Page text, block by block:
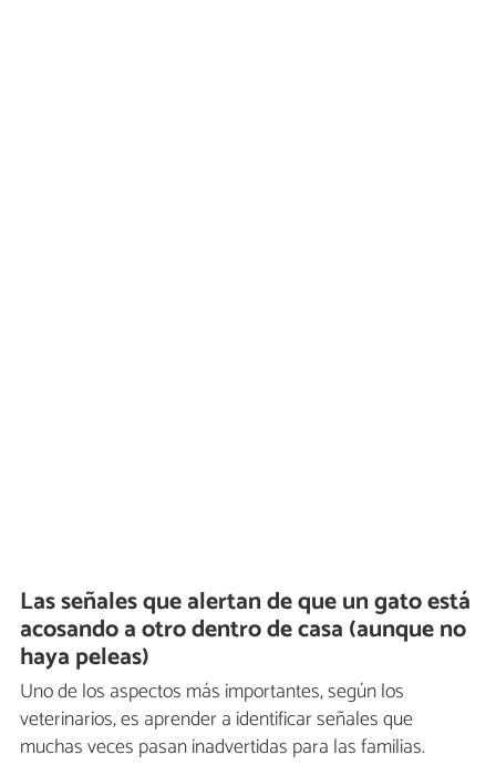
Las señales que alertan de que un gato está
acosando a otro dentro de casa (aunque no
haya peleas)
Uno de los aspectos más importantes, según los
veterinarios, es aprender a identificar señales que
muchas veces pasan inadvertidas para las familias.